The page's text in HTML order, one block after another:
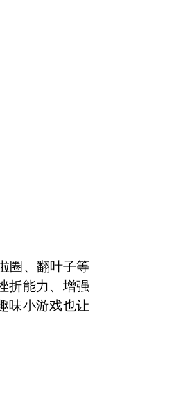
圈、翻叶子等
折能力、增强
味小游戏也让